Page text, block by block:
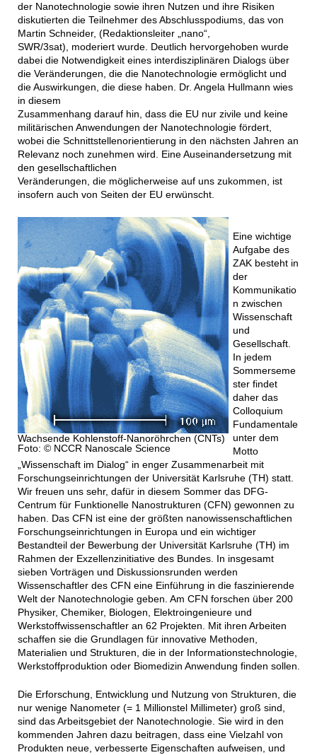
der Nanotechnologie sowie ihren Nutzen und ihre Risiken
diskutierten die Teilnehmer des Abschlusspodiums, das von
Martin Schneider, (Redaktionsleiter „nano“,
SWR/3sat), moderiert wurde. Deutlich hervorgehoben wurde
dabei die Notwendigkeit eines interdisziplinären Dialogs über
die Veränderungen, die die Nanotechnologie ermöglicht und
die Auswirkungen, die diese haben. Dr. Angela Hullmann wies
in diesem
Zusammenhang darauf hin, dass die EU nur zivile und keine
militärischen Anwendungen der Nanotechnologie fördert,
wobei die Schnittstellenorientierung in den nächsten Jahren an
Relevanz noch zunehmen wird. Eine Auseinandersetzung mit
den gesellschaftlichen
Veränderungen, die möglicherweise auf uns zukommen, ist
insofern auch von Seiten der EU erwünscht.
Wachsende Kohlenstoff-Nanoröhrchen (CNTs)
Foto: © NCCR Nanoscale Science
Eine wichtige
Aufgabe des
ZAK besteht in
der
Kommunikatio
n zwischen
Wissenschaft
und
Gesellschaft.
In jedem
Sommerseme
ster findet
daher das
Colloquium
Fundamentale
unter dem
Motto
„Wissenschaft im Dialog“ in enger Zusammenarbeit mit
Forschungseinrichtungen der Universität Karlsruhe (TH) statt.
Wir freuen uns sehr, dafür in diesem Sommer das DFG-
Centrum für Funktionelle Nanostrukturen (CFN) gewonnen zu
haben. Das CFN ist eine der größten nanowissenschaftlichen
Forschungseinrichtungen in Europa und ein wichtiger
Bestandteil der Bewerbung der Universität Karlsruhe (TH) im
Rahmen der Exzellenzinitiative des Bundes. In insgesamt
sieben Vorträgen und Diskussionsrunden werden
Wissenschaftler des CFN eine Einführung in die faszinierende
Welt der Nanotechnologie geben. Am CFN forschen über 200
Physiker, Chemiker, Biologen, Elektroingenieure und
Werkstoffwissenschaftler an 62 Projekten. Mit ihren Arbeiten
schaffen sie die Grundlagen für innovative Methoden,
Materialien und Strukturen, die in der Informationstechnologie,
Werkstoffproduktion oder Biomedizin Anwendung finden sollen.
Die Erforschung, Entwicklung und Nutzung von Strukturen, die
nur wenige Nanometer (= 1 Millionstel Millimeter) groß sind,
sind das Arbeitsgebiet der Nanotechnologie. Sie wird in den
kommenden Jahren dazu beitragen, dass eine Vielzahl von
Produkten neue, verbesserte Eigenschaften aufweisen, und